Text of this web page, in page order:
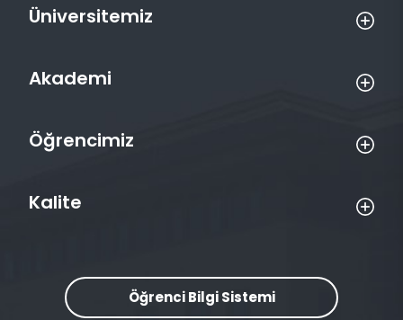
Üniversitemiz
Akademi
Öğrencimiz
Kalite
Öğrenci Bilgi Sistemi